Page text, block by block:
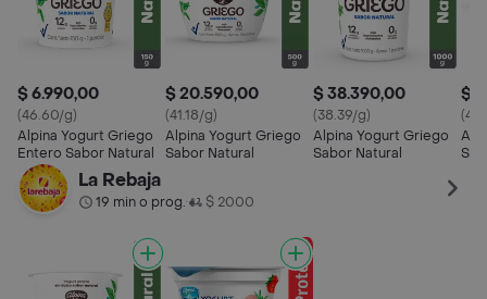
$ 6.990,00
(46.60/g)
Alpina Yogurt Griego
Entero Sabor Natural
$ 20.590,00
(41.18/g)
Alpina Yogurt Griego
Sabor Natural
$ 38.390,00
(38.39/g)
Alpina Yogurt Griego
Sabor Natural
$
La Rebaja
19 min o prog.• $ 2000